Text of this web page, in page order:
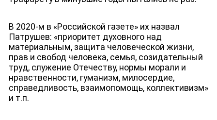
В 2020-м в «Российской газете» их назвал
Патрушев: «приоритет духовного над
материальным, защита человеческой жизни,
прав и свобод человека, семья, созидательный
труд, служение Отечеству, нормы морали и
нравственности, гуманизм, милосердие,
справедливость, взаимопомощь, коллективизм»
и т.п.